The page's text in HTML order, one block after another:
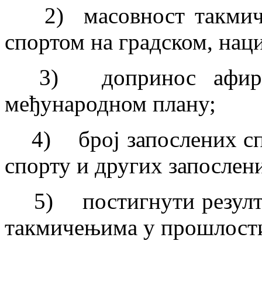
2) масовност
спортом на градском,
3) допринос
међународном плану;
4) број запослених
спорту и других
5) постигнути
такмичењима у